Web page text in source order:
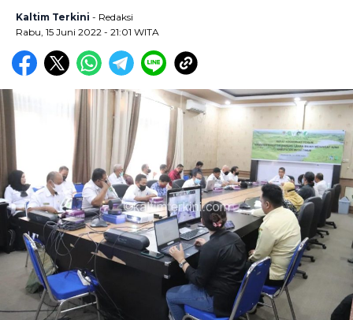
Kaltim Terkini - Redaksi
Rabu, 15 Juni 2022 - 21:01 WITA